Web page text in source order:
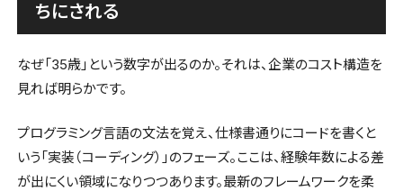
ちにされる
なぜ「35歳」という数字が出るのか。それは、企業のコスト構造を
見れば明らかです。
プログラミング言語の文法を覚え、仕様書通りにコードを書くと
いう「実装（コーディング）」のフェーズ。ここは、経験年数による差
が出にくい領域になりつつあります。最新のフレームワークを柔